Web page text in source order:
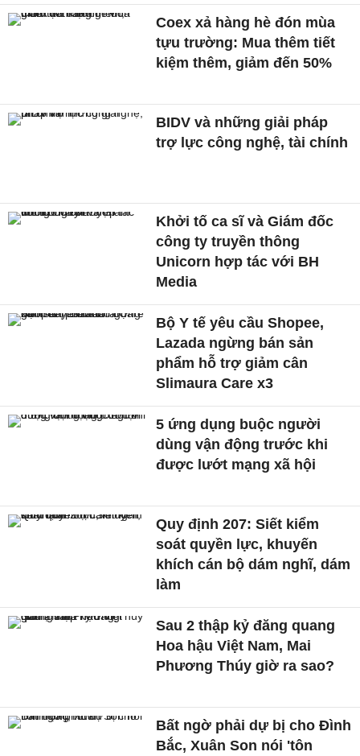
Coex xả hàng hè đón mùa
tựu trường: Mua thêm tiết
kiệm thêm, giảm đến 50%
BIDV và những giải pháp
trợ lực công nghệ, tài chính
Khởi tố ca sĩ và Giám đốc
công ty truyền thông
Unicorn hợp tác với BH
Media
Bộ Y tế yêu cầu Shopee,
Lazada ngừng bán sản
phẩm hỗ trợ giảm cân
Slimaura Care x3
5 ứng dụng buộc người
dùng vận động trước khi
được lướt mạng xã hội
Quy định 207: Siết kiểm
soát quyền lực, khuyến
khích cán bộ dám nghĩ, dám
làm
Sau 2 thập kỷ đăng quang
Hoa hậu Việt Nam, Mai
Phương Thúy giờ ra sao?
Bất ngờ phải dự bị cho Đình
Bắc, Xuân Son nói 'tôn